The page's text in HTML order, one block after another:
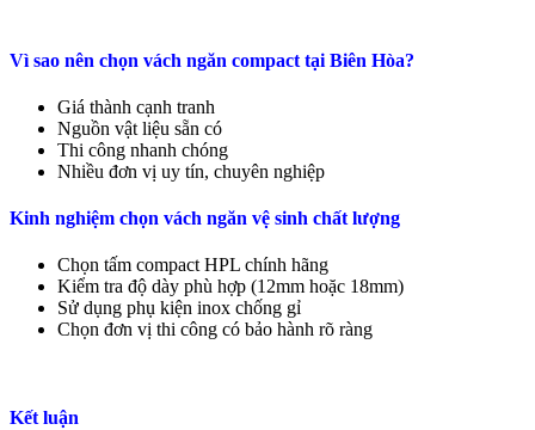
Vì sao nên chọn vách ngăn compact tại Biên Hòa?
Giá thành cạnh tranh
Nguồn vật liệu sẵn có
Thi công nhanh chóng
Nhiều đơn vị uy tín, chuyên nghiệp
Kinh nghiệm chọn vách ngăn vệ sinh chất lượng
Chọn tấm compact HPL chính hãng
Kiểm tra độ dày phù hợp (12mm hoặc 18mm)
Sử dụng phụ kiện inox chống gỉ
Chọn đơn vị thi công có bảo hành rõ ràng
Kết luận